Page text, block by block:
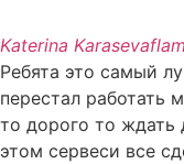
Katerina Karaseva
Ребята это самый
перестал работать
то дорого то ждать
этом сервеси все